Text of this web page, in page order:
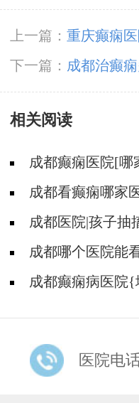
上一篇： 重庆癫痫
疗?
下一篇： 成都治癫
相关阅读
成都癫痫医院[哪
做到哪些?
成都看癫痫哪家
痫是遗传的吗?
成都医院|孩子抽
药?成都哪个医院能
痫?成都癫痫病医院
医院电